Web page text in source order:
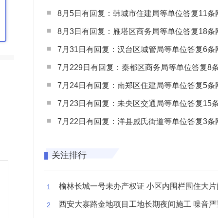
8月5日有回复：韩城市住建局等单位答复11条网民
8月3日有回复：雁塔区商务局等单位答复18条网民
7月31日有回复：汉台区城管局等单位答复6条网民
7月229日有回复：秦都区商务局等单位答复8条网民
7月24日有回复：南郑区住建局等单位答复5条网民
7月23日有回复：未央区交通局等单位答复15条网民
7月22日有回复：洋县戚氏街道等单位答复3条网民
关注排行
榆林长城一号未办产权证 小区内围栏围住大片闲置
西安大寨路金地项目工地长期夜间施工 噪音严重